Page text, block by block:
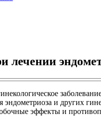
лечении
эндометриоза и других
эффекты и